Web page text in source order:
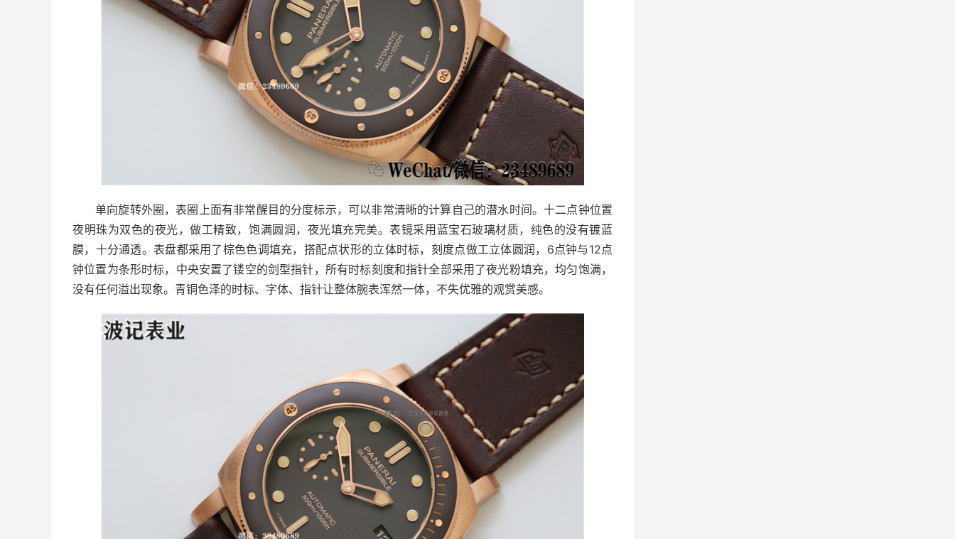
单向旋转外圈，表圈上面有非常醒目的分度标示，可以非常清晰的计算自己的潜水时间。十二点钟位置
夜明珠为双色的夜光，做工精致，饱满圆润，夜光填充完美。表镜采用蓝宝石玻璃材质，纯色的没有镀蓝
膜，十分通透。表盘都采用了棕色色调填充，搭配点状形的立体时标，刻度点做工立体圆润，6点钟与12点
钟位置为条形时标，中央安置了镂空的剑型指针，所有时标刻度和指针全部采用了夜光粉填充，均匀饱满，
没有任何溢出现象。青铜色泽的时标、字体、指针让整体腕表浑然一体，不失优雅的观赏美感。